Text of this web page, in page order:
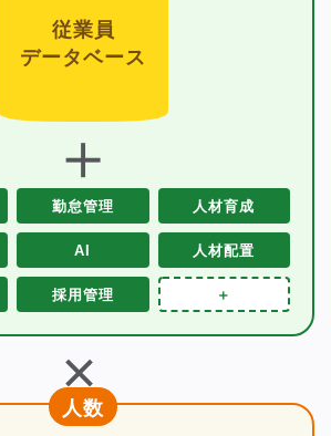
従業員
データベース
＋
勤怠管理 人材育成
AI 人材配置
採用管理 ＋
＋
人数